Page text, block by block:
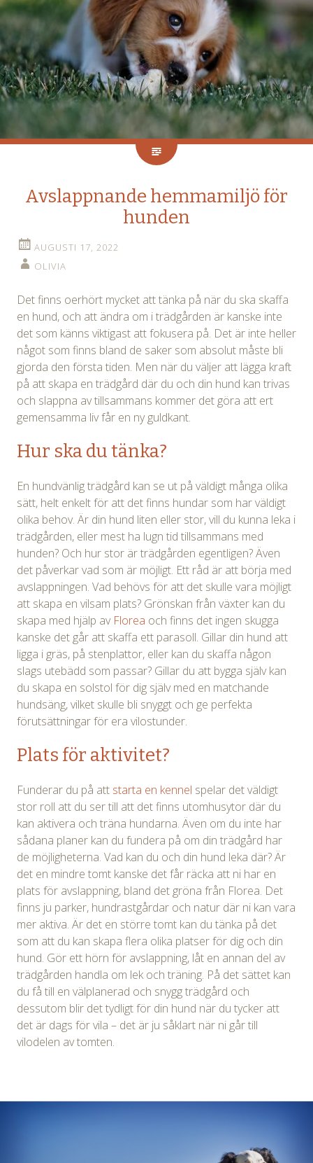
Avslappnande hemmamiljö för
hunden
AUGUSTI 17, 2022
OLIVIA
Det finns oerhört mycket att tänka på när du ska skaffa
en hund, och att ändra om i trädgården är kanske inte
det som känns viktigast att fokusera på. Det är inte heller
något som finns bland de saker som absolut måste bli
gjorda den första tiden. Men när du väljer att lägga kraft
på att skapa en trädgård där du och din hund kan trivas
och slappna av tillsammans kommer det göra att ert
gemensamma liv får en ny guldkant.
Hur ska du tänka?
En hundvänlig trädgård kan se ut på väldigt många olika
sätt, helt enkelt för att det finns hundar som har väldigt
olika behov. Är din hund liten eller stor, vill du kunna leka i
trädgården, eller mest ha lugn tid tillsammans med
hunden? Och hur stor är trädgården egentligen? Även
det påverkar vad som är möjligt. Ett råd är att börja med
avslappningen. Vad behövs för att det skulle vara möjligt
att skapa en vilsam plats? Grönskan från växter kan du
skapa med hjälp av Florea och finns det ingen skugga
kanske det går att skaffa ett parasoll. Gillar din hund att
ligga i gräs, på stenplattor, eller kan du skaffa någon
slags utebädd som passar? Gillar du att bygga själv kan
du skapa en solstol för dig själv med en matchande
hundsäng, vilket skulle bli snyggt och ge perfekta
förutsättningar för era vilostunder.
Plats för aktivitet?
Funderar du på att starta en kennel spelar det väldigt
stor roll att du ser till att det finns utomhusytor där du
kan aktivera och träna hundarna. Även om du inte har
sådana planer kan du fundera på om din trädgård har
de möjligheterna. Vad kan du och din hund leka där? Är
det en mindre tomt kanske det får räcka att ni har en
plats för avslappning, bland det gröna från Florea. Det
finns ju parker, hundrastgårdar och natur där ni kan vara
mer aktiva. Är det en större tomt kan du tänka på det
som att du kan skapa flera olika platser för dig och din
hund. Gör ett hörn för avslappning, låt en annan del av
trädgården handla om lek och träning. På det sättet kan
du få till en välplanerad och snygg trädgård och
dessutom blir det tydligt för din hund när du tycker att
det är dags för vila – det är ju såklart när ni går till
vilodelen av tomten.